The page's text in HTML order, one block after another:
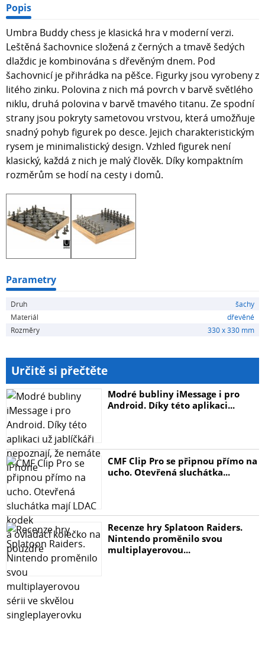
Popis
Umbra Buddy chess je klasická hra v moderní verzi.
Leštěná šachovnice složená z černých a tmavě šedých
dlaždic je kombinována s dřevěným dnem. Pod
šachovnicí je přihrádka na pěšce. Figurky jsou vyrobeny z
litého zinku. Polovina z nich má povrch v barvě světlého
niklu, druhá polovina v barvě tmavého titanu. Ze spodní
strany jsou pokryty sametovou vrstvou, která umožňuje
snadný pohyb figurek po desce. Jejich charakteristickým
rysem je minimalistický design. Vzhled figurek není
klasický, každá z nich je malý člověk. Díky kompaktním
rozměrům se hodí na cesty i domů.
Parametry
Druh
šachy
Materiál
dřevěné
Rozměry
330 x 330 mm
Určitě si přečtěte
Modré bubliny iMessage i pro
Android. Díky této aplikaci...
CMF Clip Pro se připnou přímo na
ucho. Otevřená sluchátka...
Recenze hry Splatoon Raiders.
Nintendo proměnilo svou
multiplayerovou...